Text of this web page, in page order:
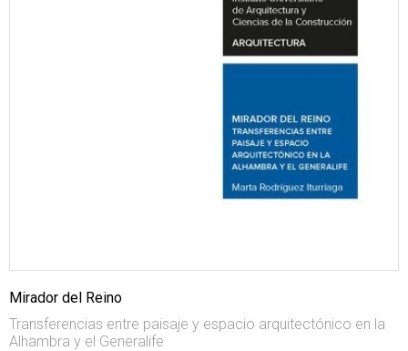
Mirador del Reino
Transferencias entre paisaje y espacio arquitectónico en la
Alhambra y el Generalife